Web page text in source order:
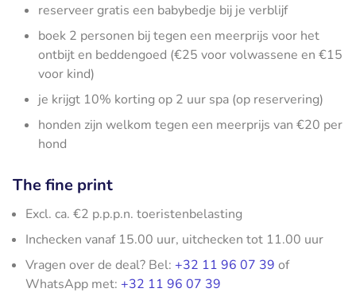
reserveer gratis een babybedje bij je verblijf
boek 2 personen bij tegen een meerprijs voor het
ontbijt en beddengoed (€25 voor volwassene en €15
voor kind)
je krijgt 10% korting op 2 uur spa (op reservering)
honden zijn welkom tegen een meerprijs van €20 per
hond
The fine print
Excl. ca. €2 p.p.p.n. toeristenbelasting
Inchecken vanaf 15.00 uur, uitchecken tot 11.00 uur
Vragen over de deal? Bel: +32 11 96 07 39 of
WhatsApp met: +32 11 96 07 39